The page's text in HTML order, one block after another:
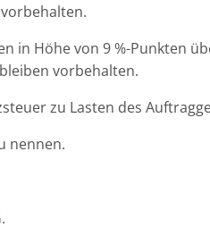
in Höhe von 9 %-Punkten
vorbehalten.
zu Lasten des
nennen.